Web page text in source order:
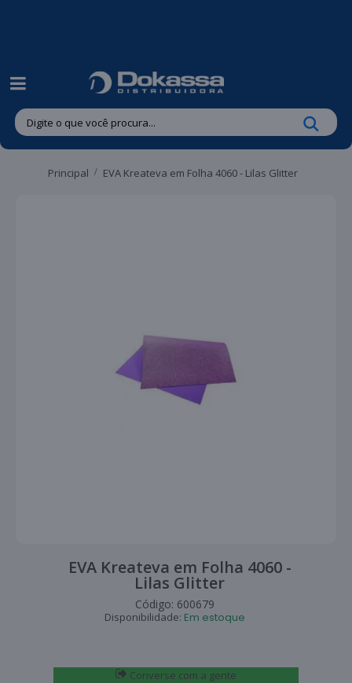
Principal EVA Kreateva em Folha 4060 - Lilas Glitter
EVA Kreateva em Folha 4060 -
Lilas Glitter
Código: 600679
Disponibilidade: Em estoque
Converse com a gente